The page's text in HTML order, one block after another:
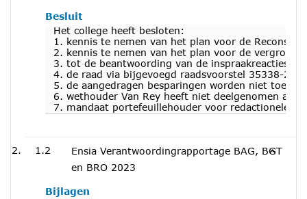
Besluit
Het college heeft besloten:
1. kennis te nemen van het plan voor de
2. kennis te nemen van het plan voor de
3. tot de beantwoording van de inspraakreacties
4. de raad via bijgevoegd raadsvoorstel 35338-
5. de aangedragen besparingen worden niet
6. wethouder Van Rey heeft niet deelgenomen
7. mandaat portefeuillehouder voor redactionele
1.2
Ensia Verantwoordingrapportage BAG, BGT
en BRO 2023
Bijlagen